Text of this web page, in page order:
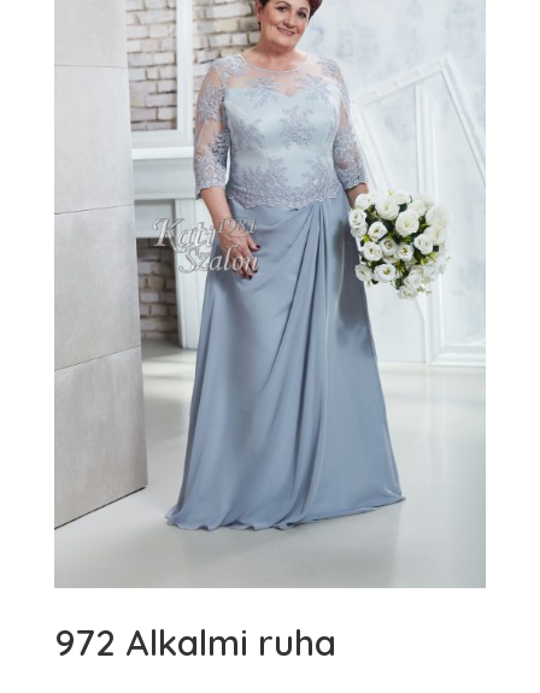
972 Alkalmi ruha